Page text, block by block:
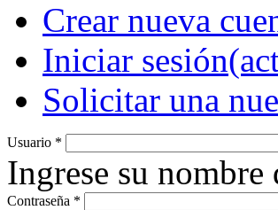
Crear nueva
Iniciar sesión
Solicitar una
Usuario *
Ingrese su nombre
Contraseña *